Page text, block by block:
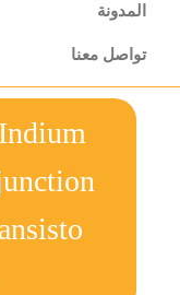
المدونة
تواصل معنا